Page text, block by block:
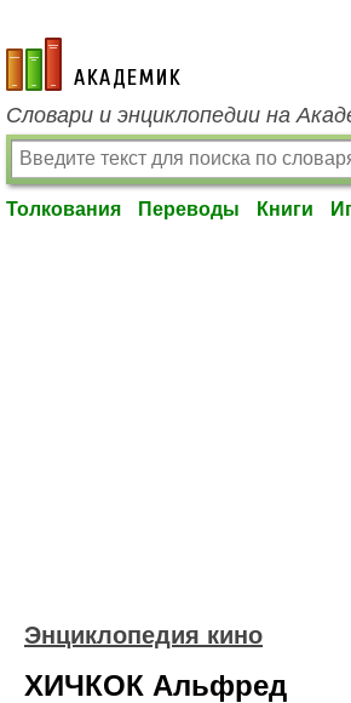
academic.ru
Словари и энциклопедии на
Толкования Переводы Книги
Энциклопедия кино
ХИЧКОК Альфред